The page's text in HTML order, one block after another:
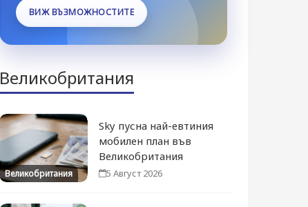
ВИЖ ВЪЗМОЖНОСТИТЕ
Великобритания
Великобритания
Sky пусна най-евтиния
мобилен план във
Великобритания
5 Август 2026